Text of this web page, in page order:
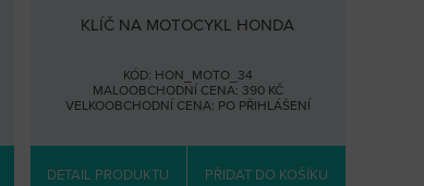
KLÍČ NA MOTOCYKL HONDA
KÓD: HON_MOTO_34
MALOOBCHODNÍ CENA: 390 KČ
VELKOOBCHODNÍ CENA: PO PŘIHLÁŠENÍ
DETAIL PRODUKTU PŘIDAT DO KOŠÍKU